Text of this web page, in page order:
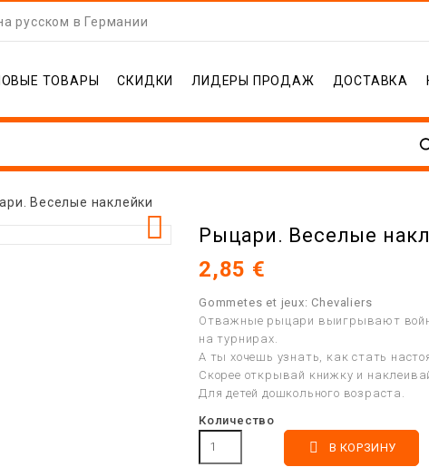
русском в Германии
ТОВАРЫ СКИДКИ ЛИДЕРЫ ПРОДАЖ ДОСТАВКА
Веселые наклейки
 Рыцари. Веселые
2,85 €
Gommetes et jeux: Chevaliers
Отважные рыцари выигрывают
на турнирах.
А ты хочешь узнать, как стать
Скорее открывай книжку и
Для детей дошкольного возраста.
Количество
 В КОРЗИНУ